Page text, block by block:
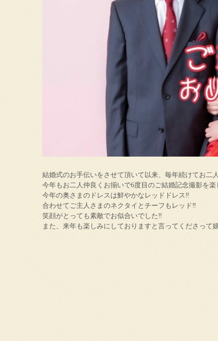
結婚式のお手伝いをさせて頂いて以来、毎年続けてお二
今年もお二人仲良くお揃いで6度目のご結婚記念撮影を
今年の奥さまのドレスは鮮やかなレッドドレス‼︎
合わせてご主人さまのネクタイとチーフもレッド‼︎
笑顔がとっても素敵でお似合いでした‼︎
また、来年も楽しみにしておりますと言ってくださって